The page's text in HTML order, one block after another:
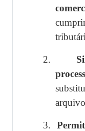
2.
3.